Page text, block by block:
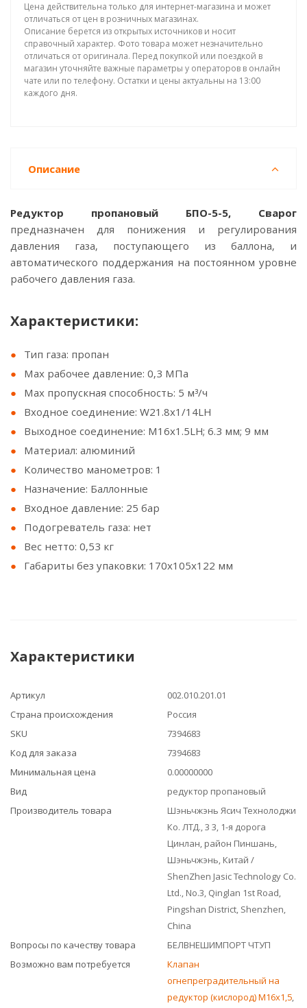
Цена действительна только для интернет-магазина и может
отличаться от цен в розничных магазинах.
Описание берется из открытых источников и носит
справочный характер. Фото товара может незначительно
отличаться от оригинала. Перед покупкой или поездкой в
магазин уточняйте важные параметры у операторов в онлайн
чате или по телефону. Остатки и цены актуальны на 13:00
каждого дня.
Описание
Редуктор пропановый БПО-5-5, Сварог
предназначен для понижения и регулирования
давления газа, поступающего из баллона, и
автоматического поддержания на постоянном уровне
рабочего давления газа.
Характеристики:
Тип газа: пропан
Мах рабочее давление: 0,3 МПа
Max пропускная способность: 5 м³/ч
Входное соединение: W21.8х1/14LH
Выходное соединение: М16х1.5LH; 6.3 мм; 9 мм
Материал: алюминий
Количество манометров: 1
Назначение: Баллонные
Входное давление: 25 бар
Подогреватель газа: нет
Вес нетто: 0,53 кг
Габариты без упаковки: 170х105х122 мм
Характеристики
Артикул
002.010.201.01
Страна происхождения
Россия
SKU
7394683
Код для заказа
7394683
Минимальная цена
0.00000000
Вид
редуктор пропановый
Производитель товара
Шэньчжэнь Ясич Технолоджи
Ко. ЛТД., 3 3, 1-я дорога
Цинлан, район Пиншань,
Шэньчжэнь, Китай /
ShenZhen Jasic Technology Co.
Ltd., No.3, Qinglan 1st Road,
Pingshan District, Shenzhen,
China
Вопросы по качеству товара
БЕЛВНЕШИМПОРТ ЧТУП
Возможно вам потребуется
Клапан
огнепреградительный на
редуктор (кислород) М16х1,5,